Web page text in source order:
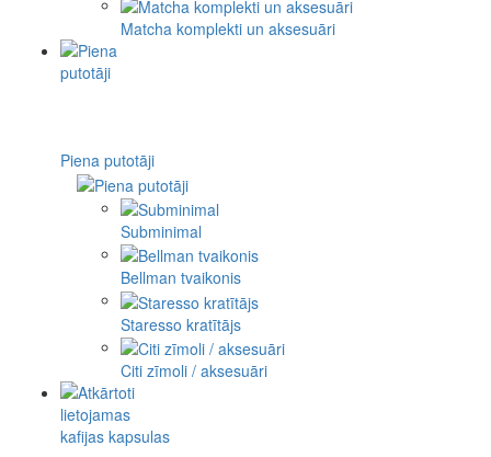
Matcha komplekti un aksesuāri
Piena putotāji
Subminimal
Bellman tvaikonis
Staresso kratītājs
Citi zīmoli / aksesuāri